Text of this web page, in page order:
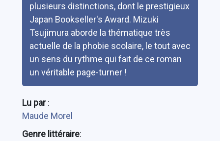
plusieurs distinctions, dont le prestigieux
Japan Bookseller's Award. Mizuki
Tsujimura aborde la thématique très
actuelle de la phobie scolaire, le tout avec
un sens du rythme qui fait de ce roman
un véritable page-turner !
Lu par:
Maude Morel
Genre littéraire: